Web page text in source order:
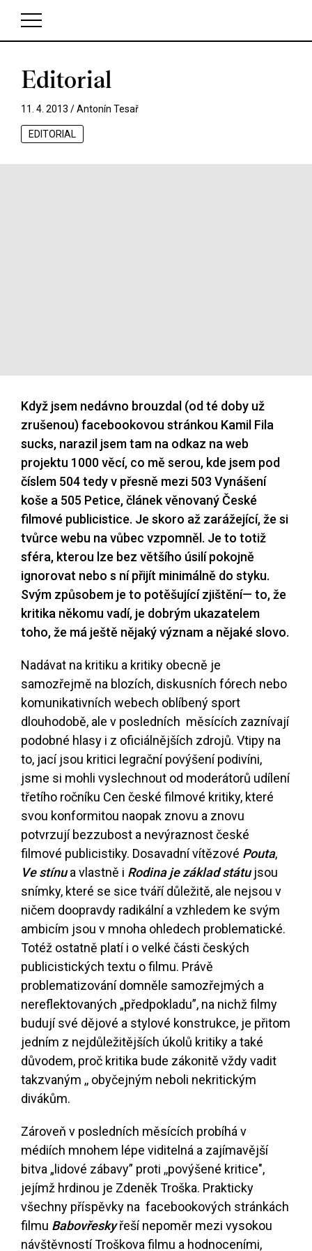
Editorial
11. 4. 2013 /Antonín Tesař
EDITORIAL
Když jsem nedávno brouzdal (od té doby už
zrušenou) facebookovou stránkou Kamil Fila
sucks, narazil jsem tam na odkaz na web
projektu 1000 věcí, co mě serou, kde jsem pod
číslem 504 tedy v přesně mezi 503 Vynášení
koše a 505 Petice, článek věnovaný České
filmové publicistice. Je skoro až zarážející, že si
tvůrce webu na vůbec vzpomněl. Je to totiž
sféra, kterou lze bez většího úsilí pokojně
ignorovat nebo s ní přijít minimálně do styku.
Svým způsobem je to potěšující zjištění— to, že
kritika někomu vadí, je dobrým ukazatelem
toho, že má ještě nějaký význam a nějaké slovo.
Nadávat na kritiku a kritiky obecně je
samozřejmě na blozích, diskusních fórech nebo
komunikativních webech oblíbený sport
dlouhodobě, ale v posledních měsících zaznívají
podobné hlasy i z oficiálnějších zdrojů. Vtipy na
to, jací jsou kritici legrační povýšení podivíni,
jsme si mohli vyslechnout od moderátorů udílení
třetího ročníku Cen české filmové kritiky, které
svou konformitou naopak znovu a znovu
potvrzují bezzubost a nevýraznost české
filmové publicistiky. Dosavadní vítězové Pouta,
Ve stínua vlastně i Rodina je základ státu jsou
snímky, které se sice tváří důležitě, ale nejsou v
ničem doopravdy radikální a vzhledem ke svým
ambicím jsou v mnoha ohledech problematické.
Totéž ostatně platí i o velké části českých
publicistických textu o filmu. Právě
problematizování domněle samozřejmých a
nereflektovaných „předpokladu”, na nichž filmy
budují své dějové a stylové konstrukce, je přitom
jedním z nejdůležitějších úkolů kritiky a také
důvodem, proč kritika bude zákonitě vždy vadit
takzvaným ,, obyčejným neboli nekritickým
divákům.
Zároveň v posledních měsících probíhá v
médiích mnohem lépe viditelná a zajímavější
bitva „lidové zábavy” proti ,,povýšené kritice",
jejímž hrdinou je Zdeněk Troška. Prakticky
všechny příspěvky na facebookových stránkách
filmu Babovřeskyřeší nepoměr mezi vysokou
návštěvností Troškova filmu a hodnoceními,